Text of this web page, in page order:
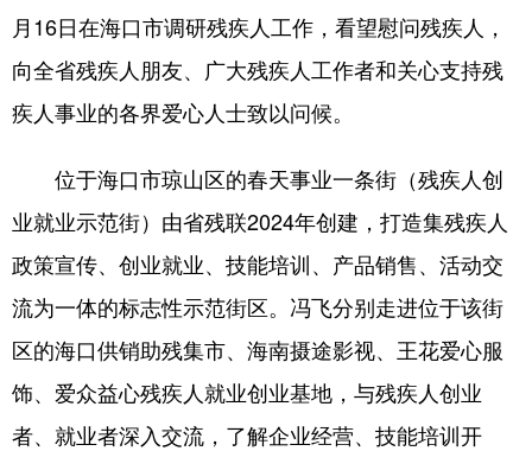
月16日在海口市调研残疾人工作，看望慰问残疾人，
向全省残疾人朋友、广大残疾人工作者和关心支持残
疾人事业的各界爱心人士致以问候。
位于海口市琼山区的春天事业一条街（残疾人创
业就业示范街）由省残联2024年创建，打造集残疾人
政策宣传、创业就业、技能培训、产品销售、活动交
流为一体的标志性示范街区。冯飞分别走进位于该街
区的海口供销助残集市、海南摄途影视、王花爱心服
饰、爱众益心残疾人就业创业基地，与残疾人创业
者、就业者深入交流，了解企业经营、技能培训开